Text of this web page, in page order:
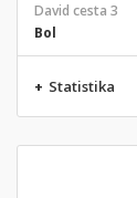
David cesta 3
Bol
+ Statistika